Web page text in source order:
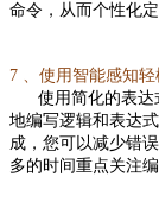
命令，从而个性化
7 、使用智能感知轻
使用简化的表达
地编写逻辑和表达
成，您可以减少错
多的时间重点关注